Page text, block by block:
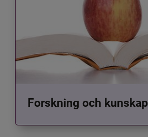
Forskning och kunskap